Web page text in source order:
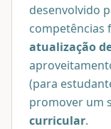
desenvolvido
competências
atualização
(para
promover um
curricular.